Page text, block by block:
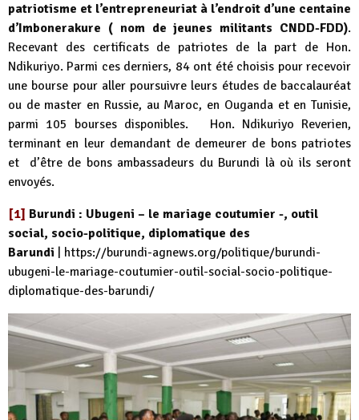
patriotisme et l’entrepreneuriat à l’endroit d’une centaine
d’Imbonerakure ( nom de jeunes militants CNDD-FDD).
Recevant des certificats de patriotes de la part de Hon.
Ndikuriyo. Parmi ces derniers, 84 ont été choisis pour recevoir
une bourse pour aller poursuivre leurs études de baccalauréat
ou de master en Russie, au Maroc, en Ouganda et en Tunisie,
parmi 105 bourses disponibles. Hon. Ndikuriyo Reverien,
terminant en leur demandant de demeurer de bons patriotes
et d’être de bons ambassadeurs du Burundi là où ils seront
envoyés.
[1] Burundi : Ubugeni – le mariage coutumier -, outil
social, socio-politique, diplomatique des
Barundi
https://burundi-agnews.org/politique/burundi-
ubugeni-le-mariage-coutumier-outil-social-socio-politique-
diplomatique-des-barundi/